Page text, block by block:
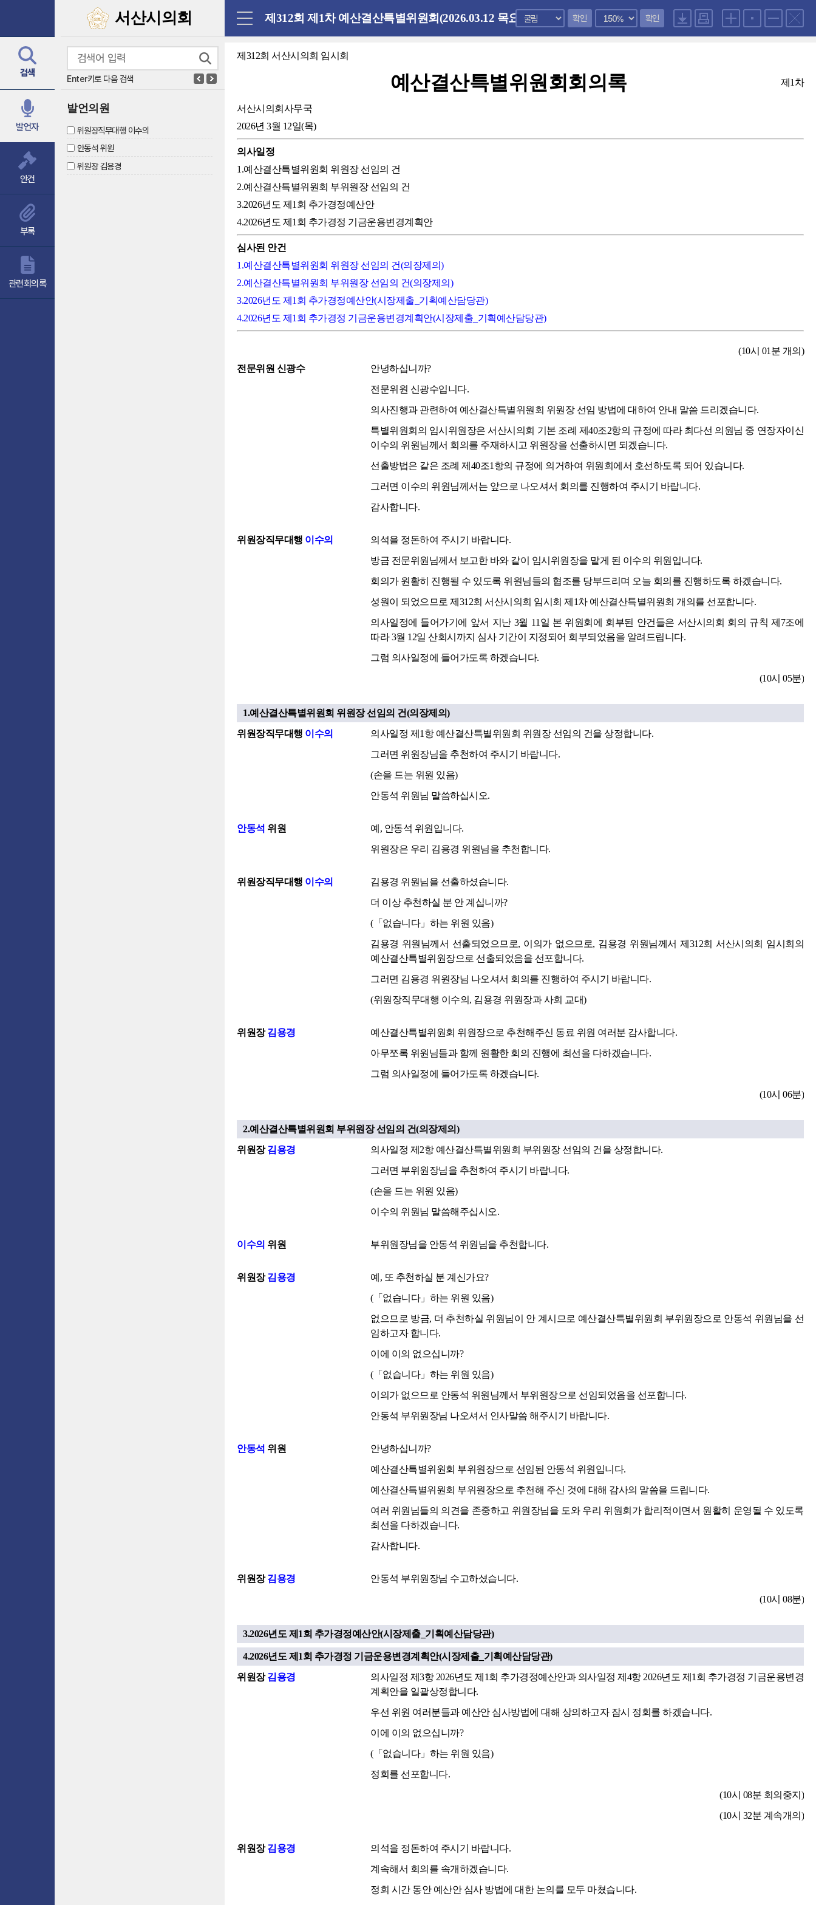
서산시의회
검색
Enter키로 다음 검색
발언자
발언의원
위원장직무대행 이수의
안동석 위원
위원장 김용경
안건
부록
관련회의록
제312회 제1차 예산결산특별위원회(2026.03.12 목요일) 확인 확인
제312회 서산시의회 임시회
예산결산특별위원회회의록 제1차
서산시의회사무국
2026년 3월 12일(목)
의사일정
1.예산결산특별위원회 위원장 선임의 건
2.예산결산특별위원회 부위원장 선임의 건
3.2026년도 제1회 추가경정예산안
4.2026년도 제1회 추가경정 기금운용변경계획안
심사된 안건
1.예산결산특별위원회 위원장 선임의 건(의장제의)
2.예산결산특별위원회 부위원장 선임의 건(의장제의)
3.2026년도 제1회 추가경정예산안(시장제출_기획예산담당관)
4.2026년도 제1회 추가경정 기금운용변경계획안(시장제출_기획예산담당관)
(10시 01분 개의)
전문위원 신광수
안녕하십니까?
전문위원 신광수입니다.
의사진행과 관련하여 예산결산특별위원회 위원장 선임 방법에 대하여 안내 말씀 드리겠습니다.
특별위원회의 임시위원장은 서산시의회 기본 조례 제40조2항의 규정에 따라 최다선 의원님 중 연장자이신
이수의 위원님께서 회의를 주재하시고 위원장을 선출하시면 되겠습니다.
선출방법은 같은 조례 제40조1항의 규정에 의거하여 위원회에서 호선하도록 되어 있습니다.
그러면 이수의 위원님께서는 앞으로 나오셔서 회의를 진행하여 주시기 바랍니다.
감사합니다.
위원장직무대행 이수의
의석을 정돈하여 주시기 바랍니다.
방금 전문위원님께서 보고한 바와 같이 임시위원장을 맡게 된 이수의 위원입니다.
회의가 원활히 진행될 수 있도록 위원님들의 협조를 당부드리며 오늘 회의를 진행하도록 하겠습니다.
성원이 되었으므로 제312회 서산시의회 임시회 제1차 예산결산특별위원회 개의를 선포합니다.
의사일정에 들어가기에 앞서 지난 3월 11일 본 위원회에 회부된 안건들은 서산시의회 회의 규칙 제7조에
따라 3월 12일 산회시까지 심사 기간이 지정되어 회부되었음을 알려드립니다.
그럼 의사일정에 들어가도록 하겠습니다.
(10시 05분)
1.예산결산특별위원회 위원장 선임의 건(의장제의)
위원장직무대행 이수의
의사일정 제1항 예산결산특별위원회 위원장 선임의 건을 상정합니다.
그러면 위원장님을 추천하여 주시기 바랍니다.
(손을 드는 위원 있음)
안동석 위원님 말씀하십시오.
안동석 위원
예, 안동석 위원입니다.
위원장은 우리 김용경 위원님을 추천합니다.
위원장직무대행 이수의
김용경 위원님을 선출하셨습니다.
더 이상 추천하실 분 안 계십니까?
(「없습니다」하는 위원 있음)
김용경 위원님께서 선출되었으므로, 이의가 없으므로, 김용경 위원님께서 제312회 서산시의회 임시회의
예산결산특별위원장으로 선출되었음을 선포합니다.
그러면 김용경 위원장님 나오셔서 회의를 진행하여 주시기 바랍니다.
(위원장직무대행 이수의, 김용경 위원장과 사회 교대)
위원장김용경
예산결산특별위원회 위원장으로 추천해주신 동료 위원 여러분 감사합니다.
아무쪼록 위원님들과 함께 원활한 회의 진행에 최선을 다하겠습니다.
그럼 의사일정에 들어가도록 하겠습니다.
(10시 06분)
2.예산결산특별위원회 부위원장 선임의 건(의장제의)
위원장김용경
의사일정 제2항 예산결산특별위원회 부위원장 선임의 건을 상정합니다.
그러면 부위원장님을 추천하여 주시기 바랍니다.
(손을 드는 위원 있음)
이수의 위원님 말씀해주십시오.
이수의 위원 부위원장님을 안동석 위원님을 추천합니다.
위원장김용경
예, 또 추천하실 분 계신가요?
(「없습니다」하는 위원 있음)
없으므로 방금, 더 추천하실 위원님이 안 계시므로 예산결산특별위원회 부위원장으로 안동석 위원님을 선
임하고자 합니다.
이에 이의 없으십니까?
(「없습니다」하는 위원 있음)
이의가 없으므로 안동석 위원님께서 부위원장으로 선임되었음을 선포합니다.
안동석 부위원장님 나오셔서 인사말씀 해주시기 바랍니다.
안동석 위원
안녕하십니까?
예산결산특별위원회 부위원장으로 선임된 안동석 위원입니다.
예산결산특별위원회 부위원장으로 추천해 주신 것에 대해 감사의 말씀을 드립니다.
여러 위원님들의 의견을 존중하고 위원장님을 도와 우리 위원회가 합리적이면서 원활히 운영될 수 있도록
최선을 다하겠습니다.
감사합니다.
위원장김용경
안동석 부위원장님 수고하셨습니다.
(10시 08분)
3.2026년도 제1회 추가경정예산안(시장제출_기획예산담당관)
4.2026년도 제1회 추가경정 기금운용변경계획안(시장제출_기획예산담당관)
위원장김용경
의사일정 제3항 2026년도 제1회 추가경정예산안과 의사일정 제4항 2026년도 제1회 추가경정 기금운용변경
계획안을 일괄상정합니다.
우선 위원 여러분들과 예산안 심사방법에 대해 상의하고자 잠시 정회를 하겠습니다.
이에 이의 없으십니까?
(「없습니다」하는 위원 있음)
정회를 선포합니다.
(10시 08분 회의중지)
(10시 32분 계속개의)
위원장김용경
의석을 정돈하여 주시기 바랍니다.
계속해서 회의를 속개하겠습니다.
정회 시간 동안 예산안 심사 방법에 대한 논의를 모두 마쳤습니다.